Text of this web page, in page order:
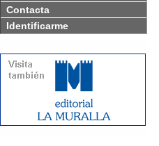
Contacta
Identificarme